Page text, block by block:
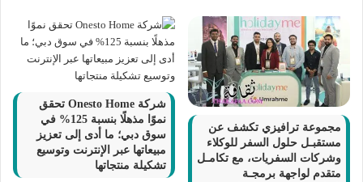
مجموعة ترافيزي تكشف عن
مستقبـل حلول السفر للوكلاء
وشركات السفريات، مع تكامـل
متقدم لواجهة برمجـة
شركة Onesto Home تحقق
نموًا مذهلًا بنسبة 125% في
سوق دبي؛ ما أدى إلى تعزيز
مبيعاتها عبر الإنترنت وتوسيع
تشكيلة منتجاتها